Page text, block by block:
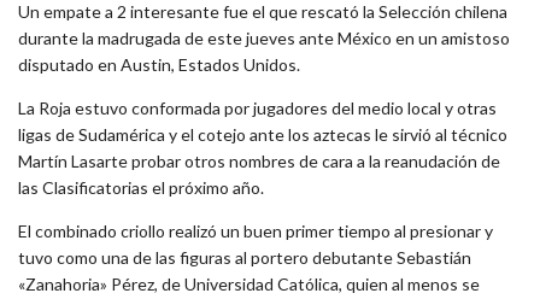
Un empate a 2 interesante fue el que rescató la Selección chilena
durante la madrugada de este jueves ante México en un amistoso
disputado en Austin, Estados Unidos.
La Roja estuvo conformada por jugadores del medio local y otras
ligas de Sudamérica y el cotejo ante los aztecas le sirvió al técnico
Martín Lasarte probar otros nombres de cara a la reanudación de
las Clasificatorias el próximo año.
El combinado criollo realizó un buen primer tiempo al presionar y
tuvo como una de las figuras al portero debutante Sebastián
«Zanahoria» Pérez, de Universidad Católica, quien al menos se